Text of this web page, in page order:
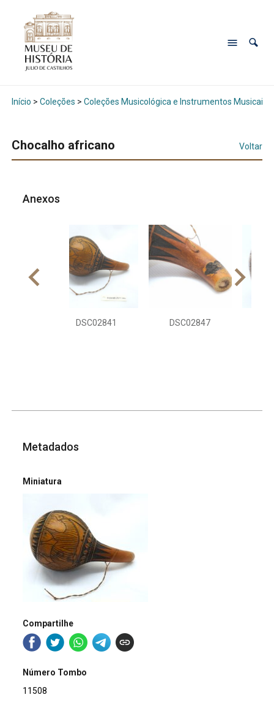
Início > Coleções > Coleções Musicológica e Instrumentos Musicais
Chocalho africano Voltar
Anexos
DSC02841 DSC02847
Metadados
Miniatura
Compartilhe
Número Tombo
11508